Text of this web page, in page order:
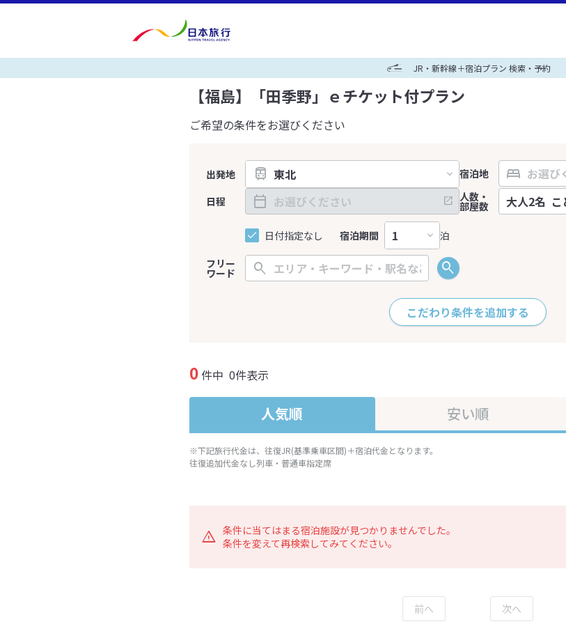
JR・新幹線＋宿泊プラン 検索・予約
【福島】「田季野」ｅチケット付プラン
ご希望の条件をお選びください
出発地
宿泊地
日程
日付指定なし 宿泊期間 泊
人数・
部屋数
フリー
ワード
こだわり条件を追加する
0件中 0件表示
人気順 安い順
※下記旅行代金は、往復JR(基準乗車区間)＋宿泊代金となります。
往復追加代金なし列車・普通車指定席
条件に当てはまる宿泊施設が見つかりませんでした。
条件を変えて再検索してみてください。